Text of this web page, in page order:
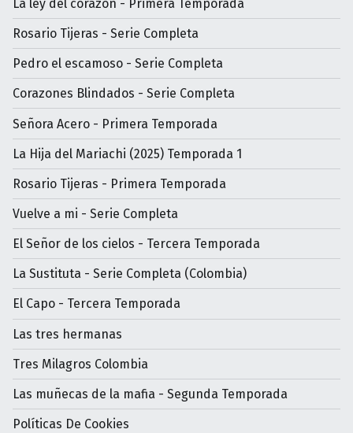
La ley del corazón - Primera Temporada
Rosario Tijeras - Serie Completa
Pedro el escamoso - Serie Completa
Corazones Blindados - Serie Completa
Señora Acero - Primera Temporada
La Hija del Mariachi (2025) Temporada 1
Rosario Tijeras - Primera Temporada
Vuelve a mi - Serie Completa
El Señor de los cielos - Tercera Temporada
La Sustituta - Serie Completa (Colombia)
El Capo - Tercera Temporada
Las tres hermanas
Tres Milagros Colombia
Las muñecas de la mafia - Segunda Temporada
Políticas De Cookies